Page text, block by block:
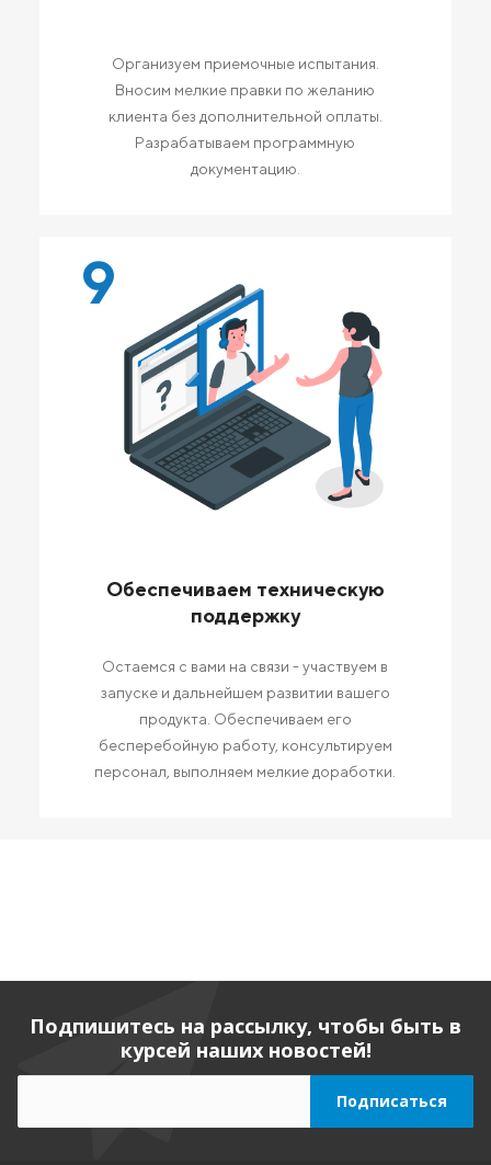
Организуем приемочные испытания.
Вносим мелкие правки по желанию
клиента без дополнительной оплаты.
Разрабатываем программную
документацию.
9
Обеспечиваем техническую
поддержку
Остаемся с вами на связи - участвуем в
запуске и дальнейшем развитии вашего
продукта. Обеспечиваем его
бесперебойную работу, консультируем
персонал, выполняем мелкие доработки.
Подпишитесь на рассылку, чтобы быть в
курсей наших новостей!